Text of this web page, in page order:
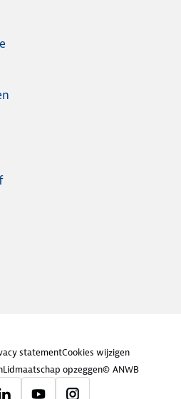
statementCookies wijzigen
Lidmaatschap opzeggen© ANWB